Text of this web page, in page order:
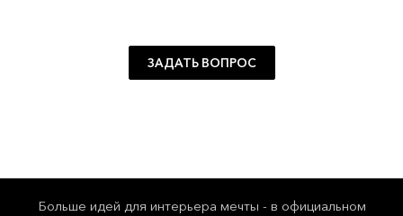
ЗАДАТЬ ВОПРОС
Больше идей для интерьера мечты - в официальном